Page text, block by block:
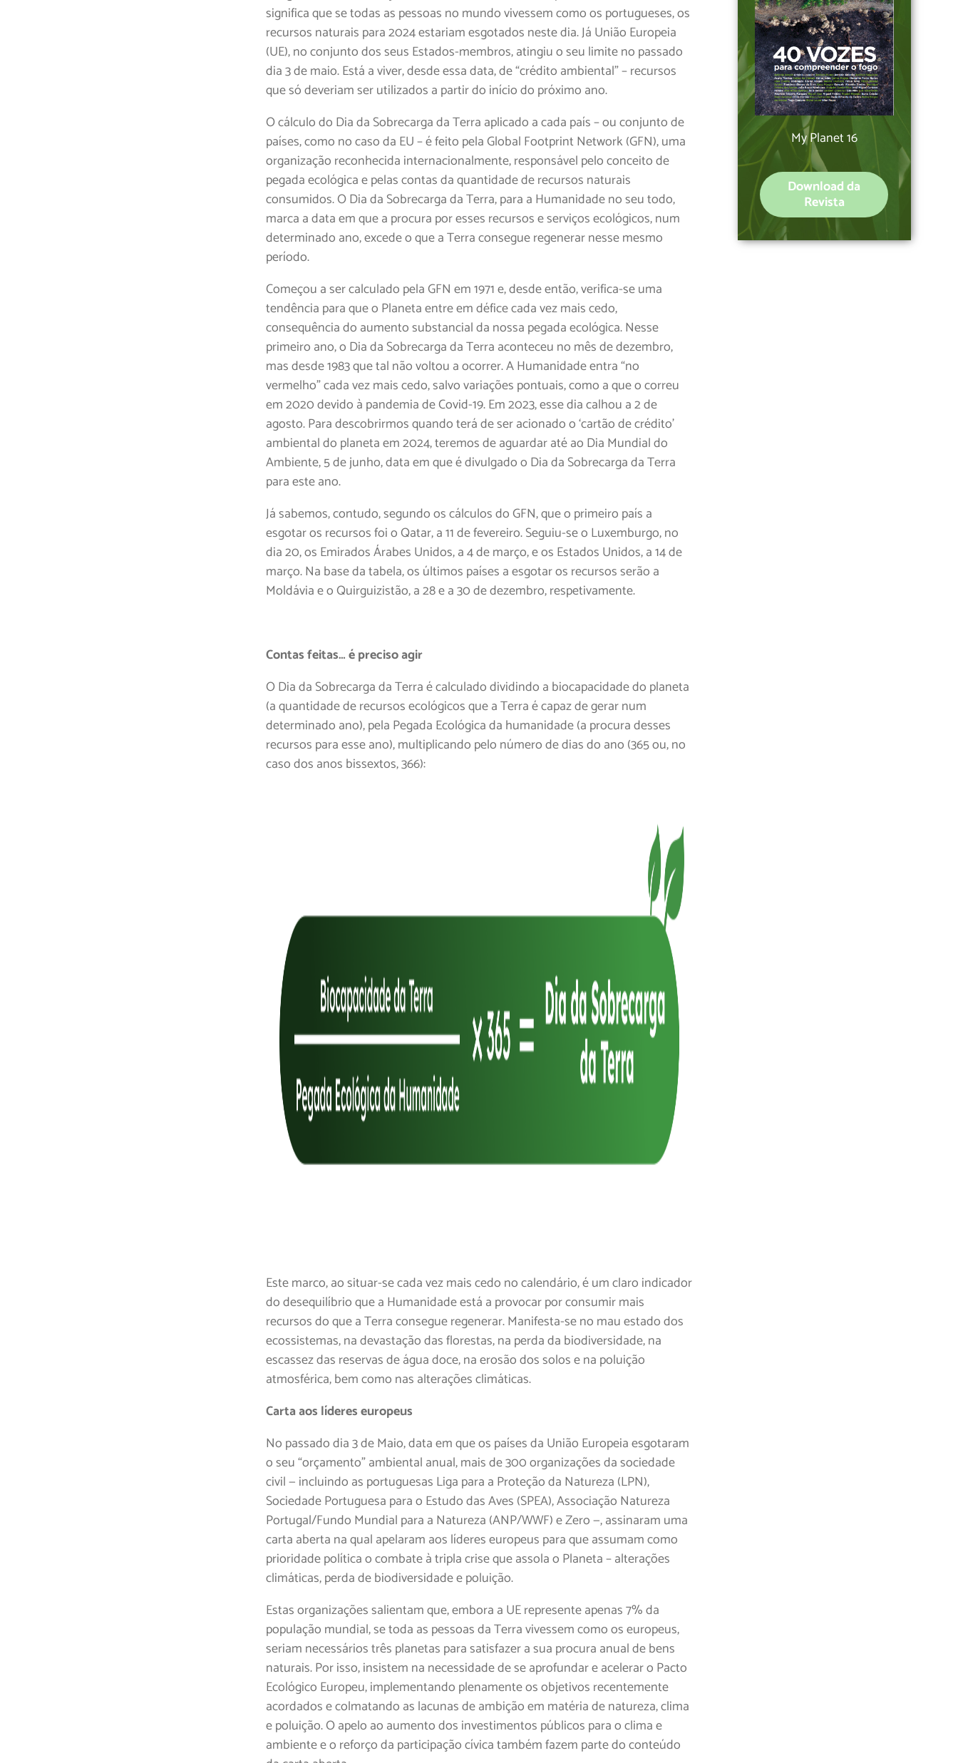
significa que se todas as pessoas no mundo vivessem como os portugueses, os
recursos naturais para 2024 estariam esgotados neste dia. Já União Europeia
(UE), no conjunto dos seus Estados-membros, atingiu o seu limite no passado
dia 3 de maio. Está a viver, desde essa data, de “crédito ambiental” – recursos
que só deveriam ser utilizados a partir do início do próximo ano.
O cálculo do Dia da Sobrecarga da Terra aplicado a cada país – ou conjunto de
países, como no caso da EU – é feito pela Global Footprint Network (GFN), uma
organização reconhecida internacionalmente, responsável pelo conceito de
pegada ecológica e pelas contas da quantidade de recursos naturais
consumidos. O Dia da Sobrecarga da Terra, para a Humanidade no seu todo,
marca a data em que a procura por esses recursos e serviços ecológicos, num
determinado ano, excede o que a Terra consegue regenerar nesse mesmo
período.
Começou a ser calculado pela GFN em 1971 e, desde então, verifica-se uma
tendência para que o Planeta entre em défice cada vez mais cedo,
consequência do aumento substancial da nossa pegada ecológica. Nesse
primeiro ano, o Dia da Sobrecarga da Terra aconteceu no mês de dezembro,
mas desde 1983 que tal não voltou a ocorrer. A Humanidade entra “no
vermelho” cada vez mais cedo, salvo variações pontuais, como a que o correu
em 2020 devido à pandemia de Covid-19. Em 2023, esse dia calhou a 2 de
agosto. Para descobrirmos quando terá de ser acionado o ‘cartão de crédito’
ambiental do planeta em 2024, teremos de aguardar até ao Dia Mundial do
Ambiente, 5 de junho, data em que é divulgado o Dia da Sobrecarga da Terra
para este ano.
Já sabemos, contudo, segundo os cálculos do GFN, que o primeiro país a
esgotar os recursos foi o Qatar, a 11 de fevereiro. Seguiu-se o Luxemburgo, no
dia 20, os Emirados Árabes Unidos, a 4 de março, e os Estados Unidos, a 14 de
março. Na base da tabela, os últimos países a esgotar os recursos serão a
Moldávia e o Quirguizistão, a 28 e a 30 de dezembro, respetivamente.
Contas feitas… é preciso agir
O Dia da Sobrecarga da Terra é calculado dividindo a biocapacidade do planeta
(a quantidade de recursos ecológicos que a Terra é capaz de gerar num
determinado ano), pela Pegada Ecológica da humanidade (a procura desses
recursos para esse ano), multiplicando pelo número de dias do ano (365 ou, no
caso dos anos bissextos, 366):
Este marco, ao situar-se cada vez mais cedo no calendário, é um claro indicador
do desequilíbrio que a Humanidade está a provocar por consumir mais
recursos do que a Terra consegue regenerar. Manifesta-se no mau estado dos
ecossistemas, na devastação das florestas, na perda da biodiversidade, na
escassez das reservas de água doce, na erosão dos solos e na poluição
atmosférica, bem como nas alterações climáticas.
Carta aos líderes europeus
No passado dia 3 de Maio, data em que os países da União Europeia esgotaram
o seu “orçamento” ambiental anual, mais de 300 organizações da sociedade
civil — incluindo as portuguesas Liga para a Proteção da Natureza (LPN),
Sociedade Portuguesa para o Estudo das Aves (SPEA), Associação Natureza
Portugal/Fundo Mundial para a Natureza (ANP/WWF) e Zero —, assinaram uma
carta aberta na qual apelaram aos líderes europeus para que assumam como
prioridade política o combate à tripla crise que assola o Planeta – alterações
climáticas, perda de biodiversidade e poluição.
Estas organizações salientam que, embora a UE represente apenas 7% da
população mundial, se toda as pessoas da Terra vivessem como os europeus,
seriam necessários três planetas para satisfazer a sua procura anual de bens
naturais. Por isso, insistem na necessidade de se aprofundar e acelerar o Pacto
Ecológico Europeu, implementando plenamente os objetivos recentemente
acordados e colmatando as lacunas de ambição em matéria de natureza, clima
e poluição. O apelo ao aumento dos investimentos públicos para o clima e
ambiente e o reforço da participação cívica também fazem parte do conteúdo
My Planet 16
Download da
Revista